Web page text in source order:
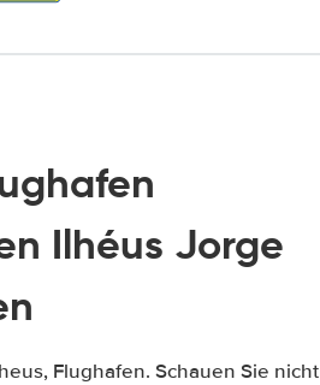
Ilhéus Jorge
Flughafen. Schauen Sie nicht